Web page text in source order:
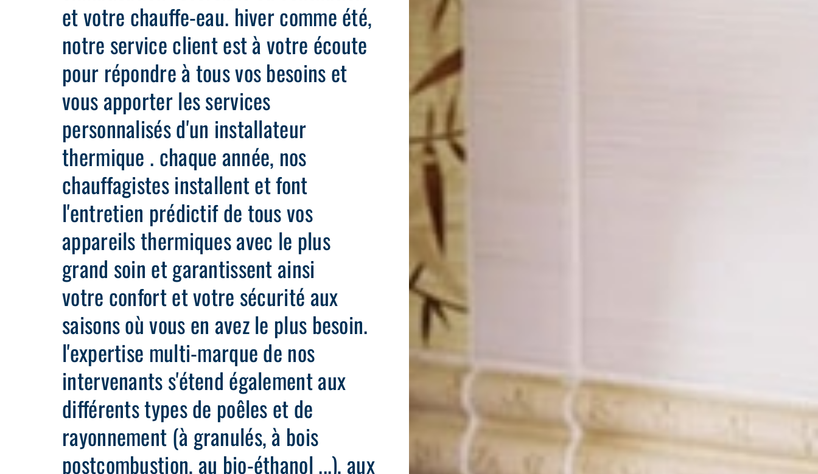
et votre chauffe-eau. hiver comme été,
notre service client est à votre écoute
pour répondre à tous vos besoins et
vous apporter les services
personnalisés d'un installateur
thermique . chaque année, nos
chauffagistes installent et font
l'entretien prédictif de tous vos
appareils thermiques avec le plus
grand soin et garantissent ainsi
votre confort et votre sécurité aux
saisons où vous en avez le plus besoin.
l'expertise multi-marque de nos
intervenants s'étend également aux
différents types de poêles et de
rayonnement (à granulés, à bois
postcombustion, au bio-éthanol ...), aux